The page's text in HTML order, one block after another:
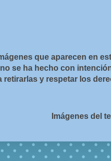
que aparecen en
se ha hecho con
retirarlas y respetar los
Imágenes del